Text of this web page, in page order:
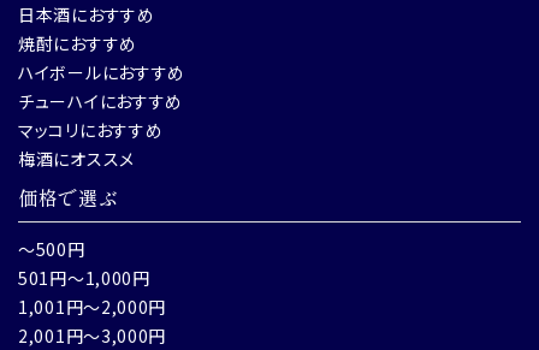
日本酒におすすめ
焼酎におすすめ
ハイボールにおすすめ
チューハイにおすすめ
マッコリにおすすめ
梅酒にオススメ
価格で選ぶ
～500円
501円～1,000円
1,001円～2,000円
2,001円～3,000円